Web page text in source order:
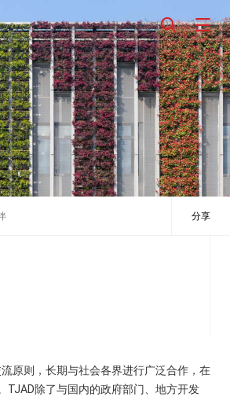
分享
原则，长期与社会各界进行广泛合作，在
TJAD除了与国内的政府部门、地方开发